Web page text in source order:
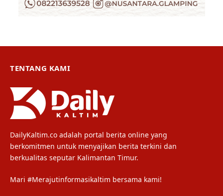
TENTANG KAMI
DailyKaltim.co adalah portal berita online yang
berkomitmen untuk menyajikan berita terkini dan
berkualitas seputar Kalimantan Timur.
Mari #Merajutinformasikaltim bersama kami!